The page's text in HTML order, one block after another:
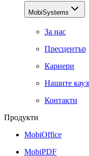
MobiSystems
За нас
Пресцентър
Кариери
Нашите
Контакти
Продукти
MobiOffice
MobiPDF